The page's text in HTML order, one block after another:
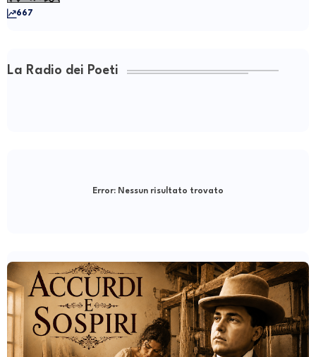
667
La Radio dei Poeti
Error: Nessun risultato trovato